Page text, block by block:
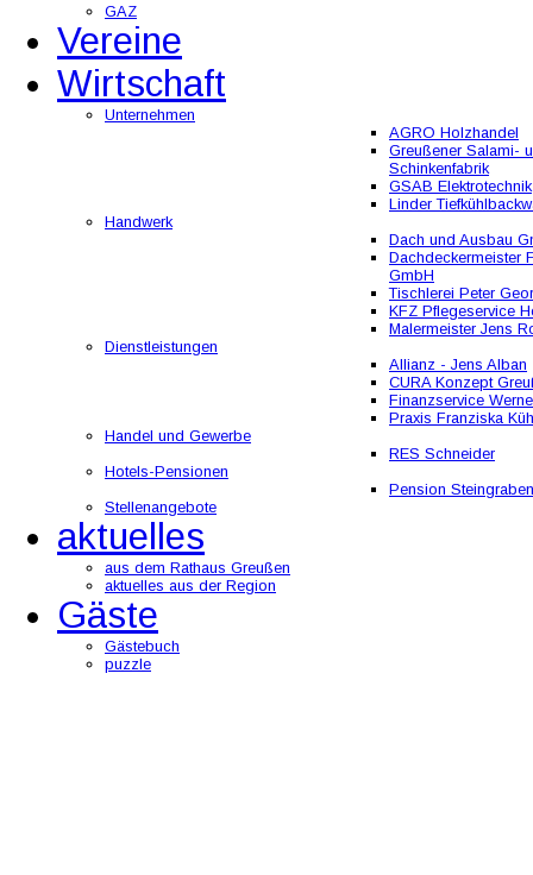
GAZ
Vereine
Wirtschaft
Unternehmen
AGRO Holzhandel
Greußener Salami-
Schinkenfabrik
GSAB Elektrotechnik
Linder
Handwerk
Dach und Ausbau
Dachdeckermeister
GmbH
Tischlerei Peter
KFZ Pflegeservice
Malermeister Jens
Dienstleistungen
Allianz - Jens Alban
CURA Konzept
Finanzservice
Praxis Franziska
Handel und Gewerbe
RES Schneider
Hotels-Pensionen
Pension Steingraben
Stellenangebote
aktuelles
aus dem Rathaus Greußen
aktuelles aus der Region
Gäste
Gästebuch
puzzle